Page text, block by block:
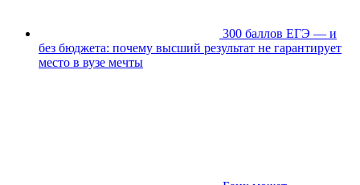
300 баллов ЕГЭ — и
без бюджета: почему высший результат не гарантирует
место в вузе мечты